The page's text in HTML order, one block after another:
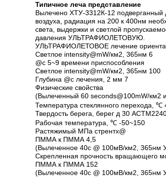
Типичное леча представление
Вылечено ХТУ-3312К-12
воздуха, радиация на 200 к 400нм
света, выдержки и светлой
давления УЛЬТРАФИОЛЕТОВУЮ.
УЛЬТРАФИОЛЕТОВОЕ лечение
Светлое intensity@mW/км2, 365нм 6
@с 5~9 времени приспособления
Светлое intensity@mW/км2, 365нм 100
Глубина @с лечения, 2 мм 7
Физические свойства
(Вылеченный 60 seconds@100mW/км2
Температура стеклянного перехода, ℃
Твердость берега, берег д 30
Рабочая температура, ℃ -50~150
Растяжимый МПа стрентх@
ПММА к ПММА 4,5
(Вылеченное 40с @ 100мВ/км2,
Скрепленная прочность вращающего
ПММА к ПММА 152
(Вылеченное 40с @ 100мВ/км2,